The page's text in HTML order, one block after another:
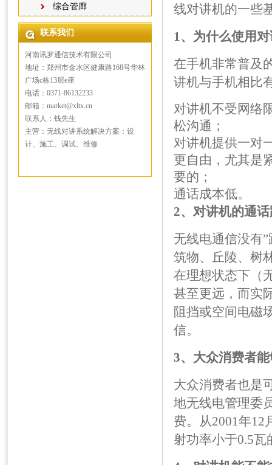
综合管廊
联系我们
河南讯罗通信技术有限公司
地址：郑州市金水区健康路168号华林
广场c栋13层e座
电话：0371-86132233
邮箱：market@xltx.cn
联系人：钱先生
主营：无线对讲系统解决方案：设
计、施工、调试、维修
线对讲机的一些
1、为什么使用
在手机非常普及
讲机与手机相比
对讲机不受网络
松沟通；
对讲机提供一对
更自由，尤其是
要的；
通话成本低。
2、对讲机的通
无线电通信没有
筑物、丘陵、树
在理想状态下（
甚至更远，而实
阻挡或空间电磁
信。
3、大众消费者
大众消费者也是
地无线电管理委
费。从2001年12
射功率小于0.5